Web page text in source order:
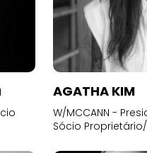
AGATHA KIM
W/MCCANN -
Sócio